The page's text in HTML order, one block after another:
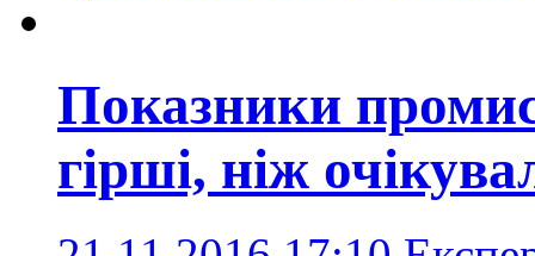
Показники
гірші, ніж